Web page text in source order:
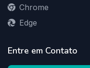
Chrome
Edge
Entre em Contato